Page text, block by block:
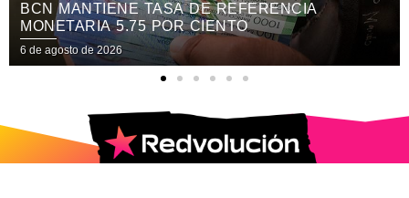
BCN MANTIENE TASA DE REFERENCIA
MONETARIA 5.75 POR CIENTO
6 de agosto de 2026